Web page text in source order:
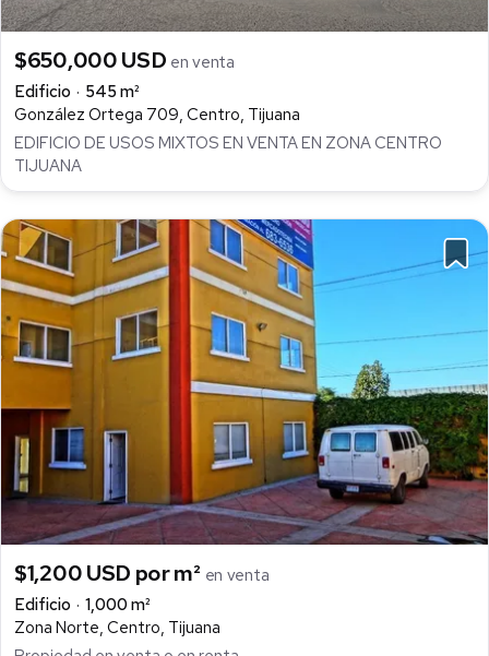
$650,000 USD en venta
Edificio
545 m²
González Ortega 709, Centro, Tijuana
EDIFICIO DE USOS MIXTOS EN VENTA EN ZONA CENTRO
TIJUANA
$1,200 USD por m² en venta
Edificio
1,000 m²
Zona Norte, Centro, Tijuana